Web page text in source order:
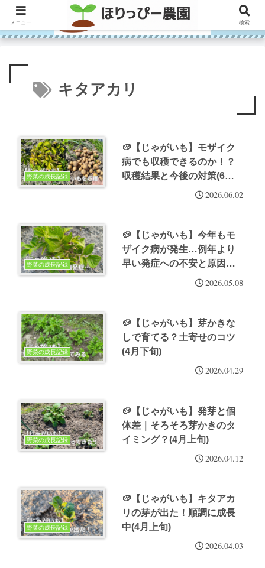
キタアカリ
野菜の成長記録
🥔【じゃがいも】モザイク
病でも収穫できるのか！？
収穫結果と今後の対策(6月
2026.06.02
野菜の成長記録
🥔【じゃがいも】今年もモ
ザイク病が発生…例年より
早い発症への不安と原因分
2026.05.08
野菜の成長記録
🥔【じゃがいも】芽かきな
しで育てる？土寄せのコツ
(4月下旬)
2026.04.29
野菜の成長記録
🥔【じゃがいも】発芽と個
体差｜そろそろ芽かきのタ
イミング？(4月上旬)
2026.04.12
野菜の成長記録
🥔【じゃがいも】キタアカ
リの芽が出た！順調に成長
中(4月上旬)
2026.04.03
メニュー 検索